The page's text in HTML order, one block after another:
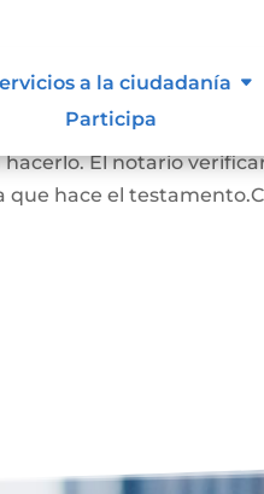
a la ciudadanía
Participa
que hace este
El notario
hace el